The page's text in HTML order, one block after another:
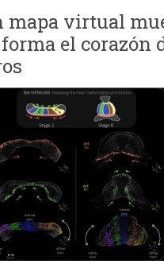
mapa virtual
el corazón